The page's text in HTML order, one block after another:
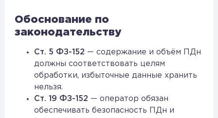
Обоснование по
законодательству
Ст. 5 ФЗ-152 — содержание и объём ПДн
должны соответствовать целям
обработки, избыточные данные хранить
нельзя.
Ст. 19 ФЗ-152 — оператор обязан
обеспечивать безопасность ПДн и